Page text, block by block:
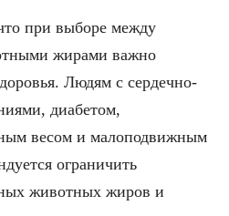
при выборе между
жирами важно
Людям с сердечно-
диабетом,
весом и малоподвижным
ограничить
животных жиров и